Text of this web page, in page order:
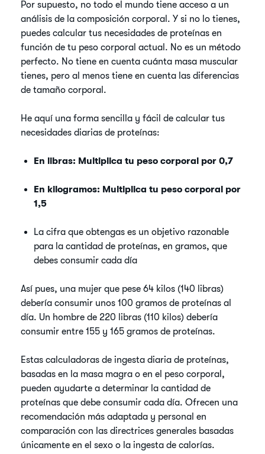
Por supuesto, no todo el mundo tiene acceso a un
análisis de la composición corporal. Y si no lo tienes,
puedes calcular tus necesidades de proteínas en
función de tu peso corporal actual. No es un método
perfecto. No tiene en cuenta cuánta masa muscular
tienes, pero al menos tiene en cuenta las diferencias
de tamaño corporal.
He aquí una forma sencilla y fácil de calcular tus
necesidades diarias de proteínas:
En libras: Multiplica tu peso corporal por 0,7
En kilogramos: Multiplica tu peso corporal por
1,5
La cifra que obtengas es un objetivo razonable
para la cantidad de proteínas, en gramos, que
debes consumir cada día
Así pues, una mujer que pese 64 kilos (140 libras)
debería consumir unos 100 gramos de proteínas al
día. Un hombre de 220 libras (110 kilos) debería
consumir entre 155 y 165 gramos de proteínas.
Estas calculadoras de ingesta diaria de proteínas,
basadas en la masa magra o en el peso corporal,
pueden ayudarte a determinar la cantidad de
proteínas que debe consumir cada día. Ofrecen una
recomendación más adaptada y personal en
comparación con las directrices generales basadas
únicamente en el sexo o la ingesta de calorías.